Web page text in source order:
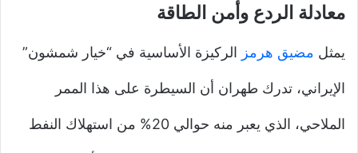
معادلة الردع وأمن الطاقة
يمثل مضيق هرمز الركيزة الأساسية في “خيار شمشون”
الإيراني، تدرك طهران أن السيطرة على هذا الممر
الملاحي، الذي يعبر منه حوالي 20% من استهلاك النفط